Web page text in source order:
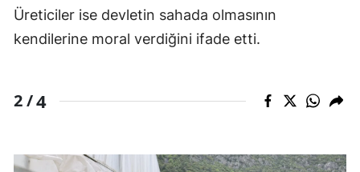
Üreticiler ise devletin sahada olmasının
kendilerine moral verdiğini ifade etti.
2 /4